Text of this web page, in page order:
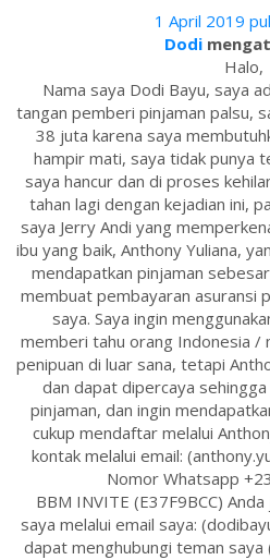
1 April 2019
Dodi
Halo,
Nama saya Dodi Bayu, saya
tangan pemberi pinjaman palsu,
38 juta karena saya
hampir mati, saya tidak punya
saya hancur dan di proses
tahan lagi dengan kejadian ini,
saya Jerry Andi yang
ibu yang baik, Anthony Yuliana,
mendapatkan pinjaman
membuat pembayaran asuransi
saya. Saya ingin
memberi tahu orang Indonesia /
penipuan di luar sana, tetapi
dan dapat dipercaya
pinjaman, dan ingin
cukup mendaftar melalui
kontak melalui email:
Nomor Whatsapp
BBM INVITE (E37F9BCC)
saya melalui email saya:
dapat menghubungi teman